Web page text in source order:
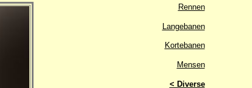
Rennen
Langebanen
Kortebanen
Mensen
< Diverse